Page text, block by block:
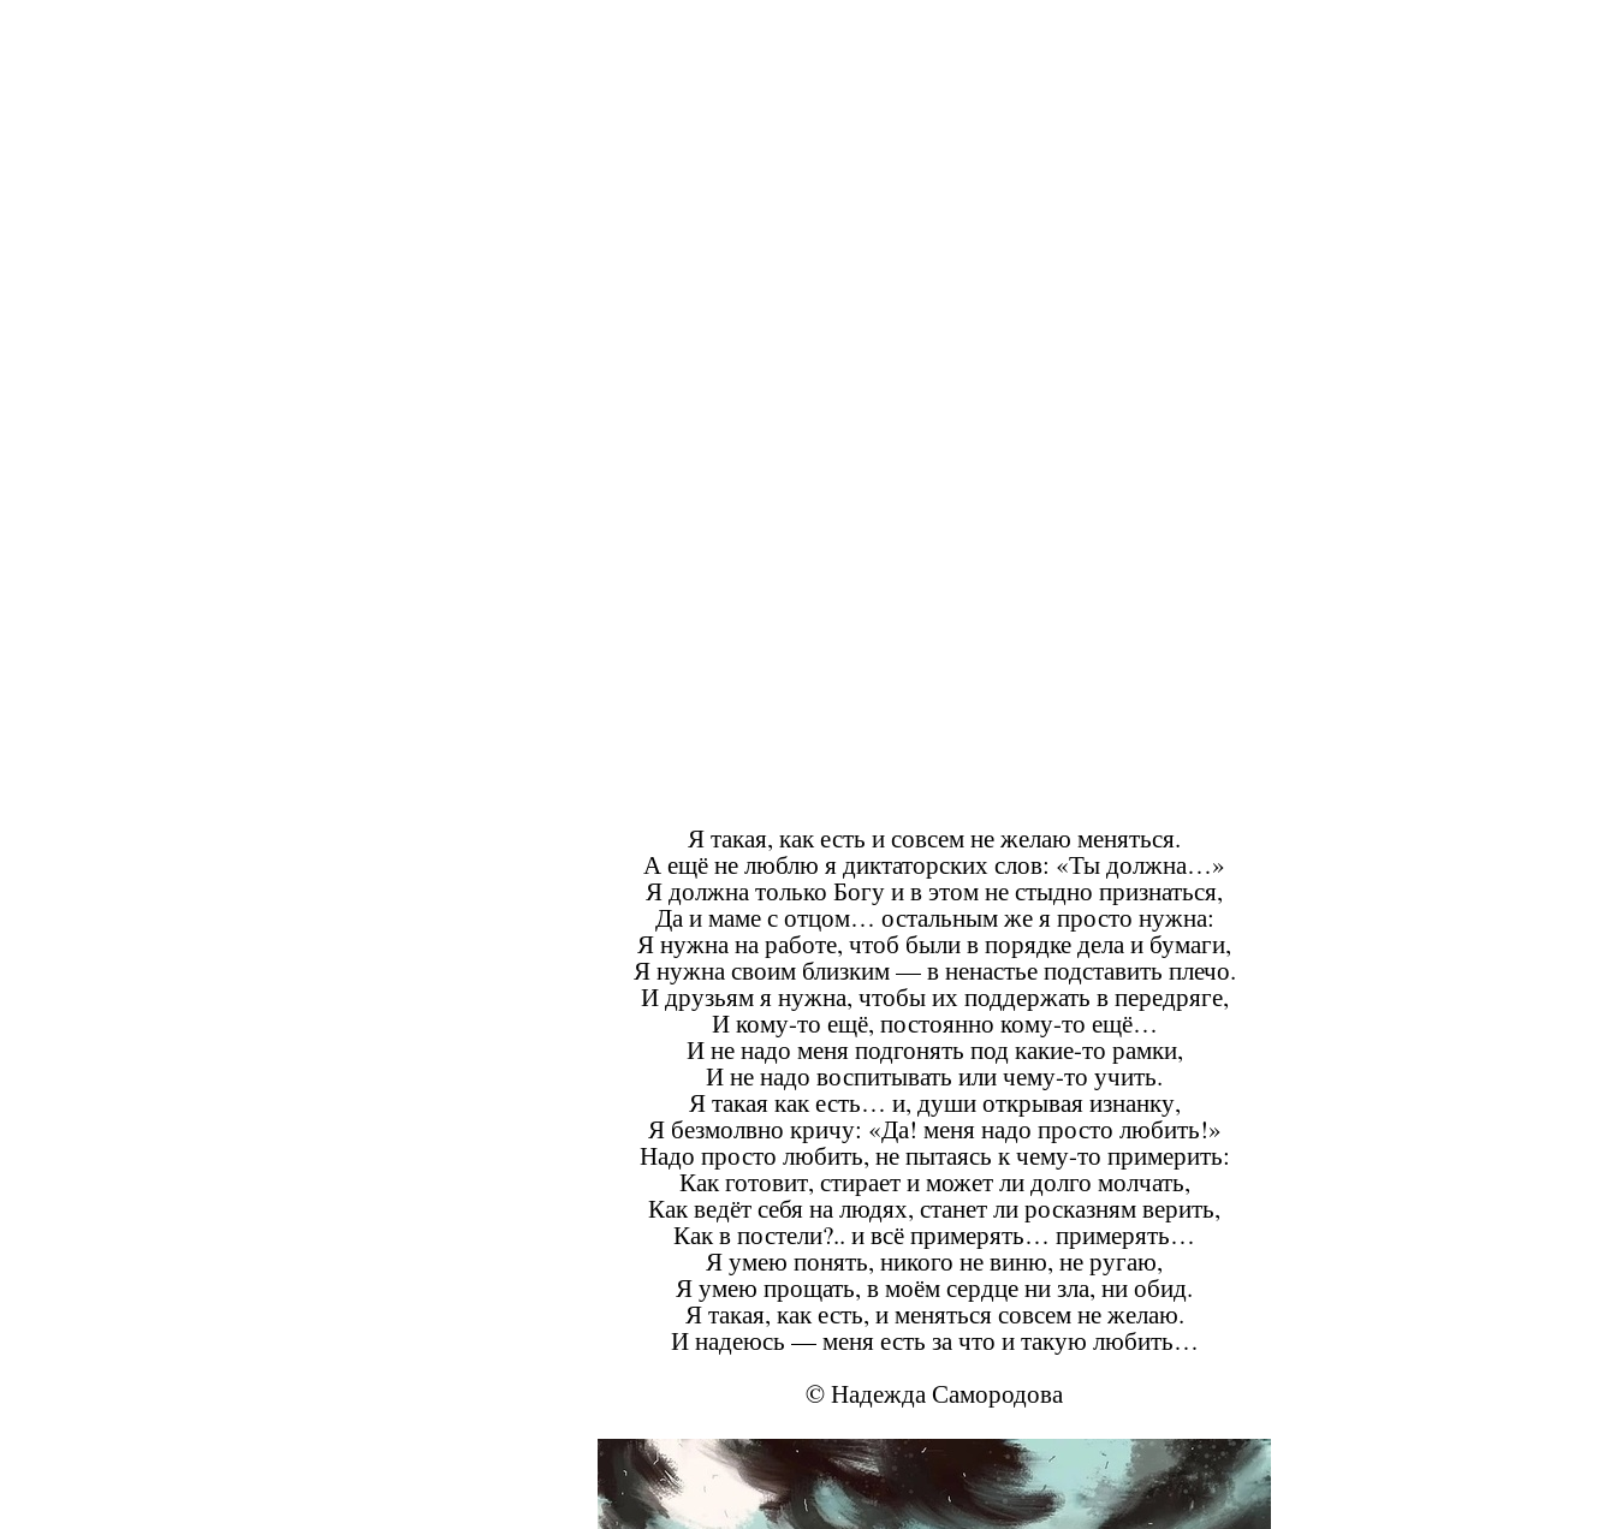
Я такая, как есть и совсем не желаю меняться.
А ещё не люблю я диктаторских слов: «Ты должна…»
Я должна только Богу и в этом не стыдно признаться,
Да и маме с отцом… остальным же я просто нужна:
Я нужна на работе, чтоб были в порядке дела и бумаги,
Я нужна своим близким — в ненастье подставить плечо.
И друзьям я нужна, чтобы их поддержать в передряге,
И кому-то ещё, постоянно кому-то ещё…
И не надо меня подгонять под какие-то рамки,
И не надо воспитывать или чему-то учить.
Я такая как есть… и, души открывая изнанку,
Я безмолвно кричу: «Да! меня надо просто любить!»
Надо просто любить, не пытаясь к чему-то примерить:
Как готовит, стирает и может ли долго молчать,
Как ведёт себя на людях, станет ли росказням верить,
Как в постели?.. и всё примерять… примерять…
Я умею понять, никого не виню, не ругаю,
Я умею прощать, в моём сердце ни зла, ни обид.
Я такая, как есть, и меняться совсем не желаю.
И надеюсь — меня есть за что и такую любить…
© Надежда Самородова